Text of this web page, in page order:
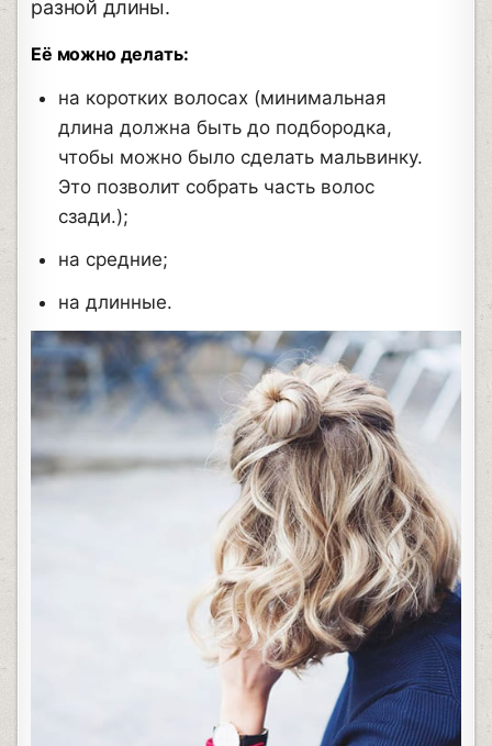
разной длины.
Её можно делать:
на коротких волосах (минимальная
длина должна быть до подбородка,
чтобы можно было сделать мальвинку.
Это позволит собрать часть волос
сзади.);
на средние;
на длинные.